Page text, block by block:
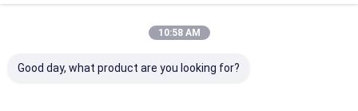
Nous Vous Répondrons Rapidement
10:58 AM
Good day, what product are you looking for?